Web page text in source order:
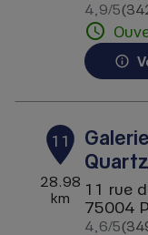
4,9/5 Note
11
28.98
km
11 rue
75004
4,6/5 Note